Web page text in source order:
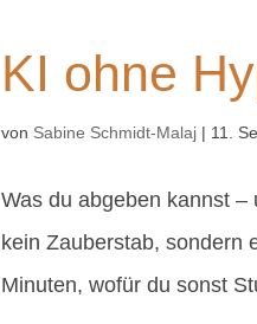
KI ohne
von Sabine Schmidt-Malaj | 11.
Was du abgeben kannst
kein Zauberstab, sondern
Minuten, wofür du sonst